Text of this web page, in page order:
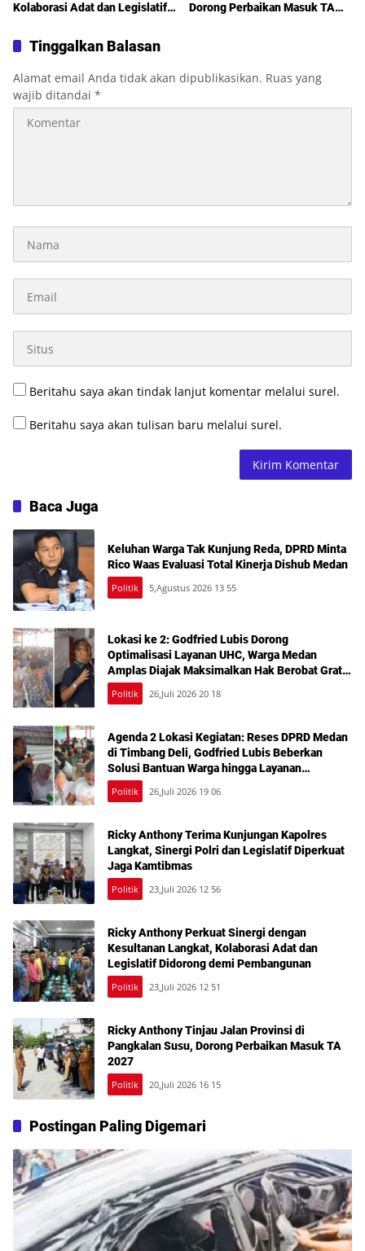
Kolaborasi Adat dan Legislatif
Dorong Perbaikan Masuk TA
Tinggalkan Balasan
Alamat email Anda tidak akan dipublikasikan. Ruas yang
wajib ditandai *
Beritahu saya akan tindak lanjut komentar melalui surel.
Beritahu saya akan tulisan baru melalui surel.
Baca Juga
Keluhan Warga Tak Kunjung Reda, DPRD Minta
Rico Waas Evaluasi Total Kinerja Dishub Medan
Politik 5,Agustus 2026 13 55
Lokasi ke 2: Godfried Lubis Dorong
Optimalisasi Layanan UHC, Warga Medan
Amplas Diajak Maksimalkan Hak Berobat Gratis
Bermodal KTP
Politik 26,Juli 2026 20 18
Agenda 2 Lokasi Kegiatan: Reses DPRD Medan
di Timbang Deli, Godfried Lubis Beberkan
Solusi Bantuan Warga hingga Layanan
Kesehatan Gratis
Politik 26,Juli 2026 19 06
Ricky Anthony Terima Kunjungan Kapolres
Langkat, Sinergi Polri dan Legislatif Diperkuat
Jaga Kamtibmas
Politik 23,Juli 2026 12 56
Ricky Anthony Perkuat Sinergi dengan
Kesultanan Langkat, Kolaborasi Adat dan
Legislatif Didorong demi Pembangunan
Politik 23,Juli 2026 12 51
Ricky Anthony Tinjau Jalan Provinsi di
Pangkalan Susu, Dorong Perbaikan Masuk TA
2027
Politik 20,Juli 2026 16 15
Postingan Paling Digemari